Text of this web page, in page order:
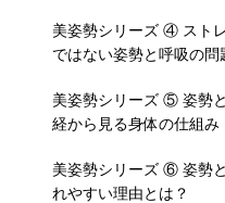
美姿勢シリーズ ④ スト
ではない姿勢と呼吸の問
美姿勢シリーズ ⑤ 姿勢
経から見る身体の仕組み
美姿勢シリーズ ⑥ 姿勢
れやすい理由とは？